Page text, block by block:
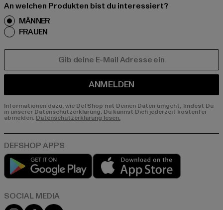
An welchen Produkten bist du interessiert?
MÄNNER
FRAUEN
ANMELDEN
Informationen dazu, wie DefShop mit Deinen Daten umgeht, findest Du
in unserer Datenschutzerklärung. Du kannst Dich jederzeit kostenfei
abmelden. Datenschutzerklärung lesen.
Play market